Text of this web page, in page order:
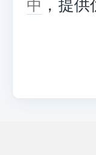
中 ，提